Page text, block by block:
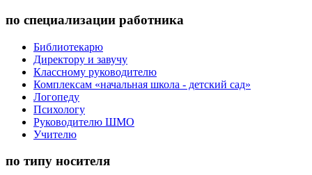
по специализации работника
Библиотекарю
Директору и завучу
Классному руководителю
Комплексам «начальная школа - детский сад»
Логопеду
Психологу
Руководителю ШМО
Учителю
по типу носителя